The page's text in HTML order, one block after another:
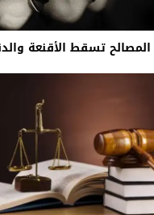
تسقط الأقنعة